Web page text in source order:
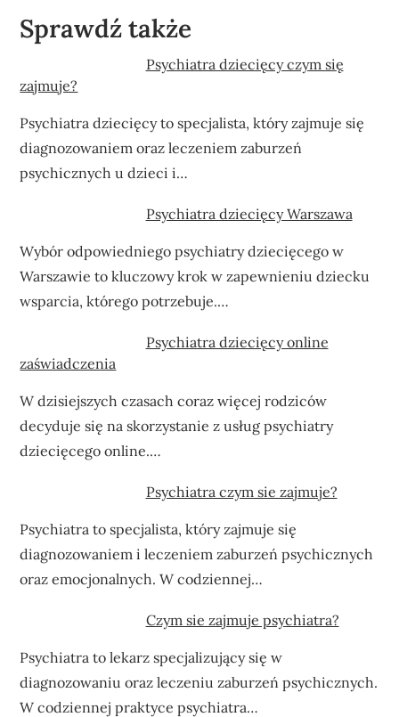
Sprawdź także
Psychiatra dziecięcy czym się
zajmuje?
Psychiatra dziecięcy to specjalista, który zajmuje się
diagnozowaniem oraz leczeniem zaburzeń
psychicznych u dzieci i…
Psychiatra dziecięcy Warszawa
Wybór odpowiedniego psychiatry dziecięcego w
Warszawie to kluczowy krok w zapewnieniu dziecku
wsparcia, którego potrzebuje.…
Psychiatra dziecięcy online
zaświadczenia
W dzisiejszych czasach coraz więcej rodziców
decyduje się na skorzystanie z usług psychiatry
dziecięcego online.…
Psychiatra czym sie zajmuje?
Psychiatra to specjalista, który zajmuje się
diagnozowaniem i leczeniem zaburzeń psychicznych
oraz emocjonalnych. W codziennej…
Czym sie zajmuje psychiatra?
Psychiatra to lekarz specjalizujący się w
diagnozowaniu oraz leczeniu zaburzeń psychicznych.
W codziennej praktyce psychiatra…